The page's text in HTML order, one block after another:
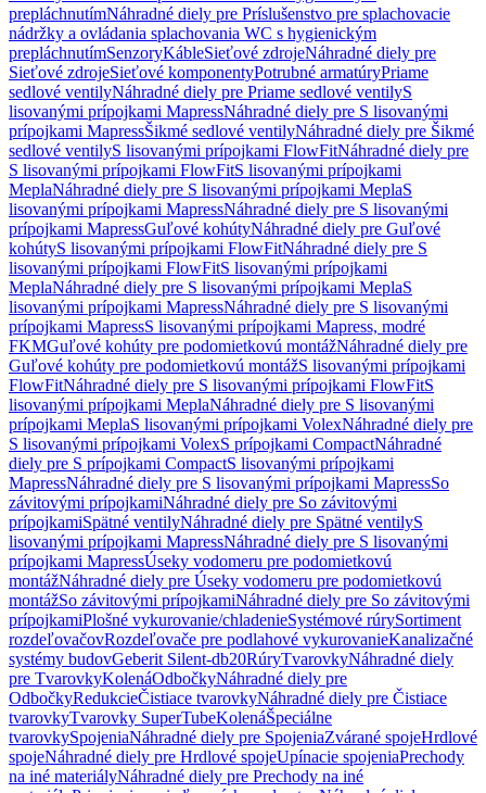
prepláchnutímNáhradné diely pre Príslušenstvo pre splachovacie
nádržky a ovládania splachovania WC s hygienickým
prepláchnutímSenzoryKábleSieťové zdrojeNáhradné diely pre
Sieťové zdrojeSieťové komponentyPotrubné armatúryPriame
sedlové ventilyNáhradné diely pre Priame sedlové ventilyS
lisovanými prípojkami MapressNáhradné diely pre S lisovanými
prípojkami MapressŠikmé sedlové ventilyNáhradné diely pre Šikmé
sedlové ventilyS lisovanými prípojkami FlowFitNáhradné diely pre
S lisovanými prípojkami FlowFitS lisovanými prípojkami
MeplaNáhradné diely pre S lisovanými prípojkami MeplaS
lisovanými prípojkami MapressNáhradné diely pre S lisovanými
prípojkami MapressGuľové kohútyNáhradné diely pre Guľové
kohútyS lisovanými prípojkami FlowFitNáhradné diely pre S
lisovanými prípojkami FlowFitS lisovanými prípojkami
MeplaNáhradné diely pre S lisovanými prípojkami MeplaS
lisovanými prípojkami MapressNáhradné diely pre S lisovanými
prípojkami MapressS lisovanými prípojkami Mapress, modré
FKMGuľové kohúty pre podomietkovú montážNáhradné diely pre
Guľové kohúty pre podomietkovú montážS lisovanými prípojkami
FlowFitNáhradné diely pre S lisovanými prípojkami FlowFitS
lisovanými prípojkami MeplaNáhradné diely pre S lisovanými
prípojkami MeplaS lisovanými prípojkami VolexNáhradné diely pre
S lisovanými prípojkami VolexS prípojkami CompactNáhradné
diely pre S prípojkami CompactS lisovanými prípojkami
MapressNáhradné diely pre S lisovanými prípojkami MapressSo
závitovými prípojkamiNáhradné diely pre So závitovými
prípojkamiSpätné ventilyNáhradné diely pre Spätné ventilyS
lisovanými prípojkami MapressNáhradné diely pre S lisovanými
prípojkami MapressÚseky vodomeru pre podomietkovú
montážNáhradné diely pre Úseky vodomeru pre podomietkovú
montážSo závitovými prípojkamiNáhradné diely pre So závitovými
prípojkamiPlošné vykurovanie/chladenieSystémové rúrySortiment
rozdeľovačovRozdeľovače pre podlahové vykurovanieKanalizačné
systémy budovGeberit Silent-db20RúryTvarovkyNáhradné diely
pre TvarovkyKolenáOdbočkyNáhradné diely pre
OdbočkyRedukcieČistiace tvarovkyNáhradné diely pre Čistiace
tvarovkyTvarovky SuperTubeKolenáŠpeciálne
tvarovkySpojeniaNáhradné diely pre SpojeniaZvárané spojeHrdlové
spojeNáhradné diely pre Hrdlové spojeUpínacie spojeniaPrechody
na iné materiályNáhradné diely pre Prechody na iné